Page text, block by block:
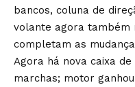
bancos, coluna de
volante agora também
completam as
Agora há nova caixa
marchas; motor